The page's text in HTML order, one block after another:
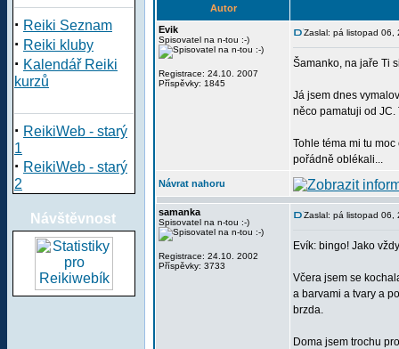
· Reiki Seznam
· Reiki kluby
· Kalendář Reiki
kurzů
· ReikiWeb - starý
1
· ReikiWeb - starý
2
Návštěvnost
Autor
Evik
Spisovatel na n-tou :-)
Registrace: 24.10. 2007
Příspěvky: 1845
Zaslal: pá listopad 06,
Šamanko, na jaře Ti
Já jsem dnes
něco pamatuji od
Tohle téma mi tu
pořádně oblékali...
Návrat nahoru
samanka
Spisovatel na n-tou :-)
Registrace: 24.10. 2002
Příspěvky: 3733
Zaslal: pá listopad 06,
Evík: bingo! Jako
Včera jsem se
a barvami a tvary a
brzda.
Doma jsem trochu